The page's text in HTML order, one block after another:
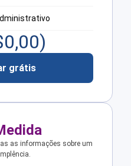
0,00)
grátis
as informações sobre um